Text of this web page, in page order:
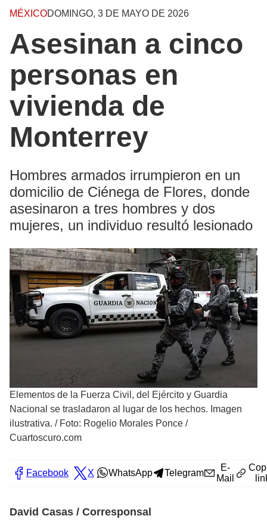
MÉXICODOMINGO, 3 DE MAYO DE 2026
Asesinan a cinco
personas en
vivienda de
Monterrey
Hombres armados irrumpieron en un
domicilio de Ciénega de Flores, donde
asesinaron a tres hombres y dos
mujeres, un individuo resultó lesionado
Elementos de la Fuerza Civil, del Ejército y Guardia
Nacional se trasladaron al lugar de los hechos. Imagen
ilustrativa. / Foto: Rogelio Morales Ponce /
Cuartoscuro.com
Facebook X WhatsApp Telegram
E-
Mail
David Casas / Corresponsal